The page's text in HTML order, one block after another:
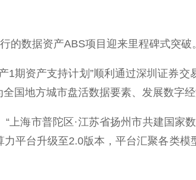
数据资产ABS项目迎来里程碑式突破。
资产支持计划”顺利通过深圳证券交
全国地方城市盘活数据要素、发展数字
海市普陀区·江苏省扬州市共建国家
平台升级至2.0版本，平台汇聚各类